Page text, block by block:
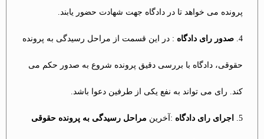
پرونده می خواهد تا در دادگاه جهت شهادت حضور یابند.
صدور رای دادگاه : در این قسمت از مراحل رسیدگی به پرونده
حقوقی، دادگاه با بررسی دقیق پرونده شروع به صدور حکم می
کند. رای می تواند به نفع یکی از طرفین دعوا باشد.
اجرای رای دادگاه :آخرین مراحل رسیدگی به پرونده حقوقی